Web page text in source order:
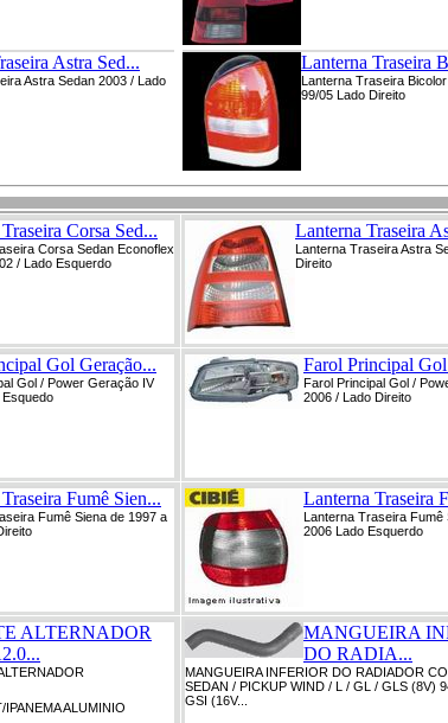
Astra Sed...
Astra Sedan 2003 / Lado
Lanterna Traseira
Lanterna Traseira
99/05 Lado Direito
Corsa Sed...
Corsa Sedan Econoflex
/ Lado Esquerdo
Lanterna Traseira
Lanterna Traseira Astra
Direito
Gol Geração...
Gol / Power Geração IV
Farol Principal
Farol Principal Gol /
2006 / Lado Direito
Fumê Sien...
Fumê Siena de 1997 a
Lanterna Traseira
Lanterna Traseira Fumê
2006 Lado Esquerdo
ALTERNADOR
ALUMINIO
MANGUEIRA
DO RADIA...
MANGUEIRA INFERIOR DO RADIADOR
SEDAN / PICKUP WIND / L / GL / GLS (8V)
GSI (16V...